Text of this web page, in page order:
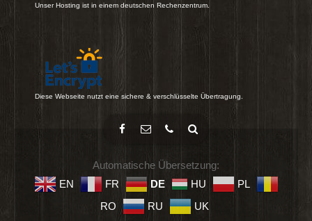
Unser Hosting ist in einem deutschen Rechenzentrum.
Diese Webseite nutzt eine sichere & verschlüsselte Übertragung.
Automatische Übersetzung:
EN
FR DE HU
PL
RO
RU UK